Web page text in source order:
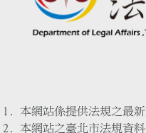
本網站係提供法規之最
本網站之臺北市法規資